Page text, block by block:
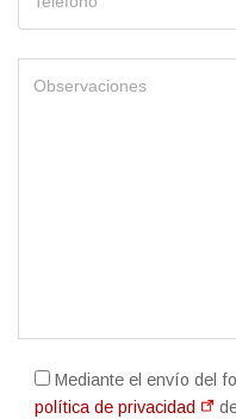
Mediante el envío del
política de privacidad